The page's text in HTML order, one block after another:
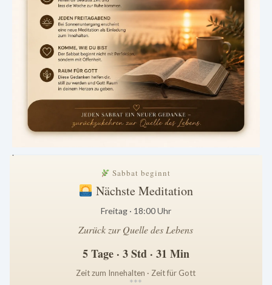
.
Sabbat beginnt
Nächste Meditation
Freitag · 18:00 Uhr
Zurück zur Quelle des Lebens
5 Tage · 3 Std · 31 Min
Zeit zum Innehalten · Zeit für Gott
***